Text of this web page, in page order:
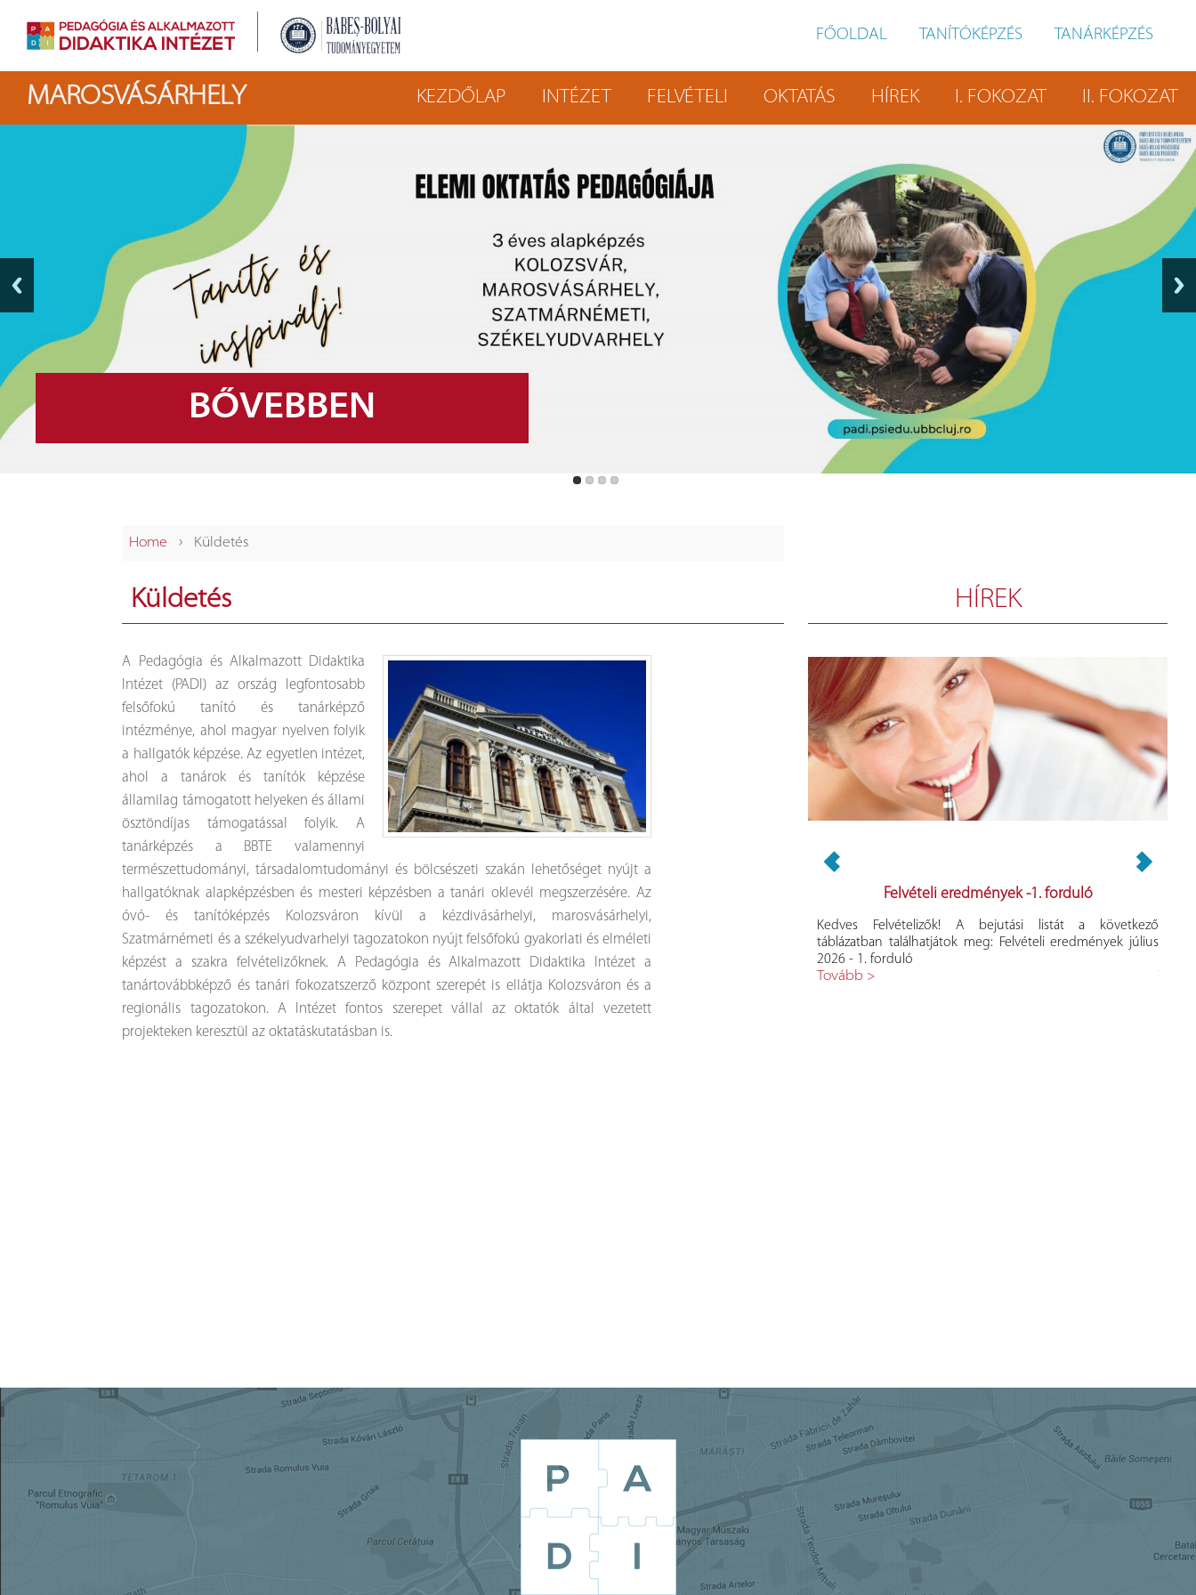
FŐOLDAL TANÍTÓKÉPZÉS TANÁRKÉPZÉS
MAROSVÁSÁRHELY KEZDŐLAP INTÉZET FELVÉTELI OKTATÁS HÍREK I. FOKOZAT II. FOKOZAT
BŐVEBBEN
ÚJ ARCULAT
Home › Küldetés
Küldetés
A Pedagógia és Alkalmazott Didaktika
Intézet (PADI) az ország legfontosabb
felsőfokú tanító és tanárképző
intézménye, ahol magyar nyelven folyik
a hallgatók képzése. Az egyetlen intézet,
ahol a tanárok és tanítók képzése
államilag támogatott helyeken és állami
ösztöndíjas támogatással folyik. A
tanárképzés a BBTE valamennyi
természettudományi, társadalomtudományi és bölcsészeti szakán lehetőséget nyújt a
hallgatóknak alapképzésben és mesteri képzésben a tanári oklevél megszerzésére. Az
óvó- és tanítóképzés Kolozsváron kívül a kézdivásárhelyi, marosvásárhelyi,
Szatmárnémeti és a székelyudvarhelyi tagozatokon nyújt felsőfokú gyakorlati és elméleti
képzést a szakra felvételizőknek. A Pedagógia és Alkalmazott Didaktika Intézet a
tanártovábbképző és tanári fokozatszerző központ szerepét is ellátja Kolozsváron és a
regionális tagozatokon. A Intézet fontos szerepet vállal az oktatók által vezetett
projekteken keresztül az oktatáskutatásban is.
HÍREK
Kedves Felvételizők! Az újraelosztás utáni eredményeket az
alábbi táblázatban találhatjátok meg: Felvételi eredmények -
2.forduló
Tovább >
Felvételi eredmények - 2.forduló
Kedves Felvételizők! A bejutási listát a következő
táblázatban találhatjátok meg: Felvételi eredmények július
2026 - 1. forduló
Tovább >
Felvételi eredmények -1. forduló